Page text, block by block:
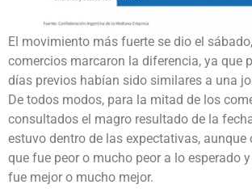
El movimiento más fuerte se dio el
comercios marcaron la diferencia, ya que
días previos habían sido similares a una
De todos modos, para la mitad de los
consultados el magro resultado de la
estuvo dentro de las expectativas, aunque
que fue peor o mucho peor a lo esperado
fue mejor o mucho mejor.